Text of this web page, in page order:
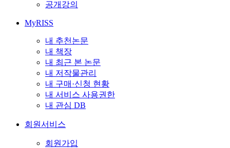
공개강의
MyRISS
내 추천논문
내 책장
내 최근 본 논문
내 저작물관리
내 구매·신청 현황
내 서비스 사용권한
내 관심 DB
회원서비스
회원가입